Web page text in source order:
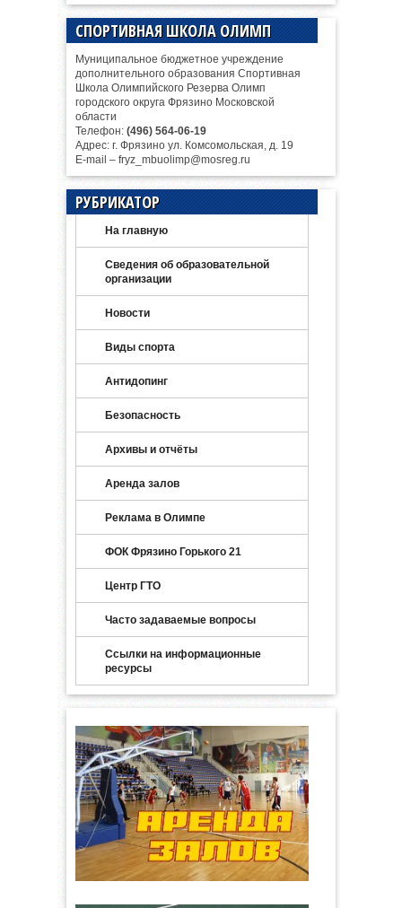
СПОРТИВНАЯ ШКОЛА ОЛИМП
Муниципальное бюджетное учреждение
дополнительного образования Спортивная
Школа Олимпийского Резерва Олимп
городского округа Фрязино Московской
области
Телефон: (496) 564-06-19
Адрес: г. Фрязино ул. Комсомольская, д. 19
E-mail – fryz_mbuolimp@mosreg.ru
РУБРИКАТОР
На главную
Сведения об образовательной
организации
Новости
Виды спорта
Антидопинг
Безопасность
Архивы и отчёты
Аренда залов
Реклама в Олимпе
ФОК Фрязино Горького 21
Центр ГТО
Часто задаваемые вопросы
Ссылки на информационные
ресурсы